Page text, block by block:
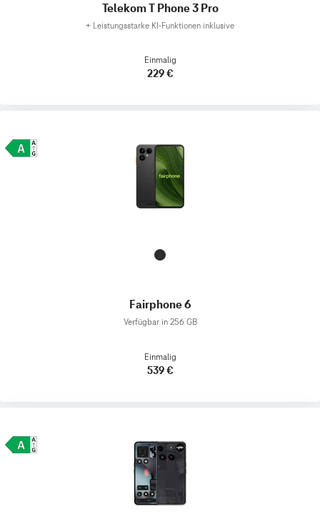
Telekom T Phone 3 Pro
+ Leistungsstarke KI-Funktionen inklusive
Einmalig
229 €
Fairphone 6
Verfügbar in 256 GB
Einmalig
539 €